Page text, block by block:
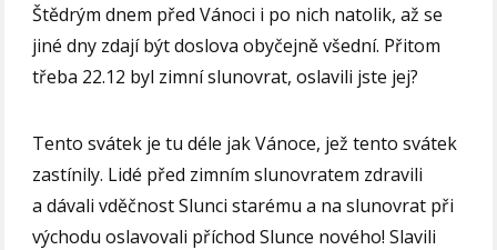
Štědrým dnem před Vánoci i po nich natolik, až se
jiné dny zdají být doslova obyčejně všední. Přitom
třeba 22.12 byl zimní slunovrat, oslavili jste jej?
Tento svátek je tu déle jak Vánoce, jež tento svátek
zastínily. Lidé před zimním slunovratem zdravili
a dávali vděčnost Slunci starému a na slunovrat při
východu oslavovali příchod Slunce nového! Slavili